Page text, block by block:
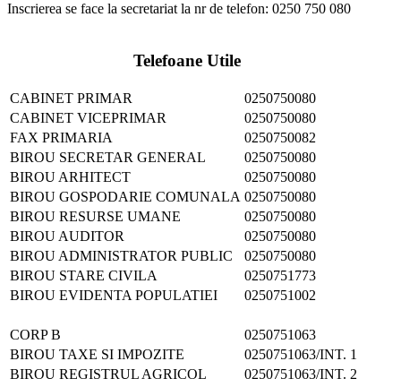
Inscrierea se face la secretariat la nr de telefon: 0250 750 080
Telefoane Utile
CABINET PRIMAR
0250750080
CABINET VICEPRIMAR
0250750080
FAX PRIMARIA
0250750082
BIROU SECRETAR GENERAL
0250750080
BIROU ARHITECT
0250750080
BIROU GOSPODARIE COMUNALA 0250750080
BIROU RESURSE UMANE
0250750080
BIROU AUDITOR
0250750080
BIROU ADMINISTRATOR PUBLIC
0250750080
BIROU STARE CIVILA
0250751773
BIROU EVIDENTA POPULATIEI
0250751002
CORP B
0250751063
BIROU TAXE SI IMPOZITE
0250751063/INT. 1
BIROU REGISTRUL AGRICOL
0250751063/INT. 2